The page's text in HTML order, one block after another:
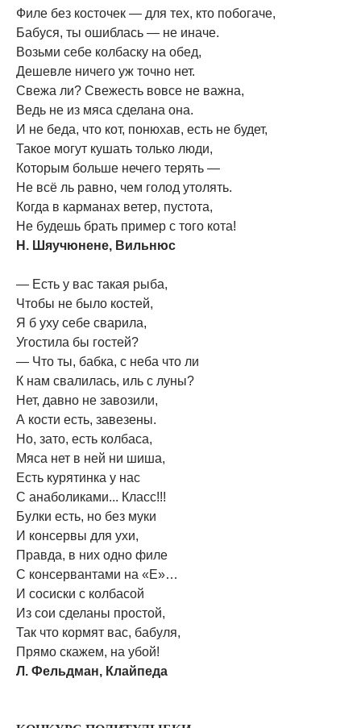
Филе без косточек — для тех, кто побогаче,
Бабуся, ты ошиблась — не иначе.
Возьми себе колбаску на обед,
Дешевле ничего уж точно нет.
Свежа ли? Свежесть вовсе не важна,
Ведь не из мяса сделана она.
И не беда, что кот, понюхав, есть не будет,
Такое могут кушать только люди,
Которым больше нечего терять —
Не всё ль равно, чем голод утолять.
Когда в карманах ветер, пустота,
Не будешь брать пример с того кота!
Н. Шяучюнене, Вильнюс
— Есть у вас такая рыба,
Чтобы не было костей,
Я б уху себе сварила,
Угостила бы гостей?
— Что ты, бабка, с неба что ли
К нам свалилась, иль с луны?
Нет, давно не завозили,
А кости есть, завезены.
Но, зато, есть колбаса,
Мяса нет в ней ни шиша,
Есть курятинка у нас
С анаболиками... Класс!!!
Булки есть, но без муки
И консервы для ухи,
Правда, в них одно филе
С консервантами на «Е»…
И сосиски с колбасой
Из сои сделаны простой,
Так что кормят вас, бабуля,
Прямо скажем, на убой!
Л. Фельдман, Клайпеда